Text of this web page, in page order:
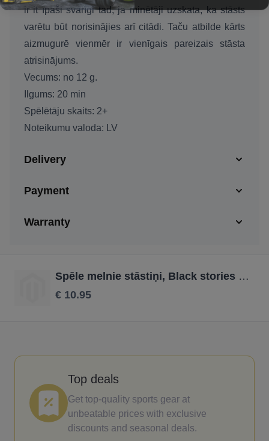
ir it īpaši svarīgi tad, ja minētāji uzskata, ka stāsts
varētu būt norisinājies arī citādi. Taču atbilde kārts
aizmugurē vienmēr ir vienīgais pareizais stāsta
atrisinājums.
Vecums: no 12 g.
Ilgums: 20 min
Spēlētāju skaits: 2+
Noteikumu valoda: LV
Delivery
Payment
Warranty
Spēle melnie stāstiņi, Black stories Shit Happens LV ISBN
€ 10.95
Top deals
Get top-quality sports gear at
unbeatable prices with exclusive
discounts and seasonal deals.